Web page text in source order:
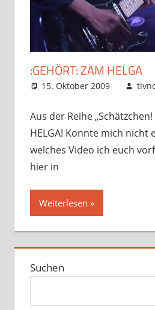
:GEHÖRT: ZAM HELGA
15. Oktober 2009
Aus der Reihe „Schätzchen!
HELGA! Konnte mich nicht
welches Video ich euch
hier in
Weiterlesen
Suchen